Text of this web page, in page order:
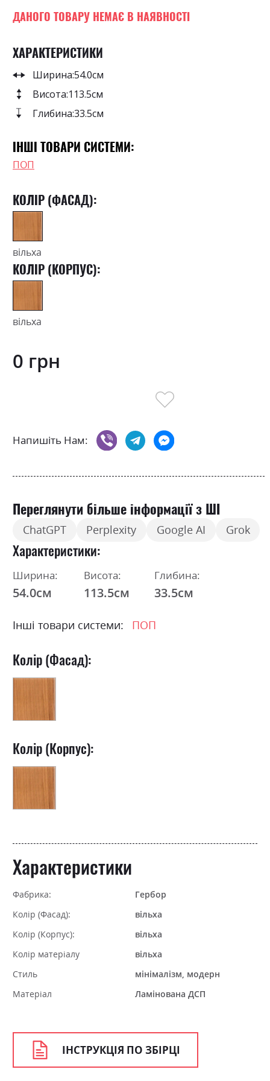
of
gallery
ДАНОГО ТОВАРУ НЕМАЄ В НАЯВНОСТІ
ХАРАКТЕРИСТИКИ
Ширина:54.0см
Висота:113.5см
Глибина:33.5см
ІНШІ ТОВАРИ СИСТЕМИ:
ПОП
КОЛІР (ФАСАД):
вільха
КОЛІР (КОРПУС):
вільха
0 грн
Напишіть Нам:
Переглянути більше інформації з ШІ
ChatGPT Perplexity Google AI Grok
Характеристики
Ширина:
54.0см
Висота:
113.5см
Глибина:
33.5см
Інші товари системи: ПОП
Колір (Фасад):
Колір (Корпус):
Характеристики
Фабрика:
Гербор
Колір (Фасад):
вільха
Колір (Корпус):
вільха
Колір матеріалу
вільха
Стиль
мінімалізм, модерн
Матеріал
Ламінована ДСП
ІНСТРУКЦІЯ ПО ЗБІРЦІ